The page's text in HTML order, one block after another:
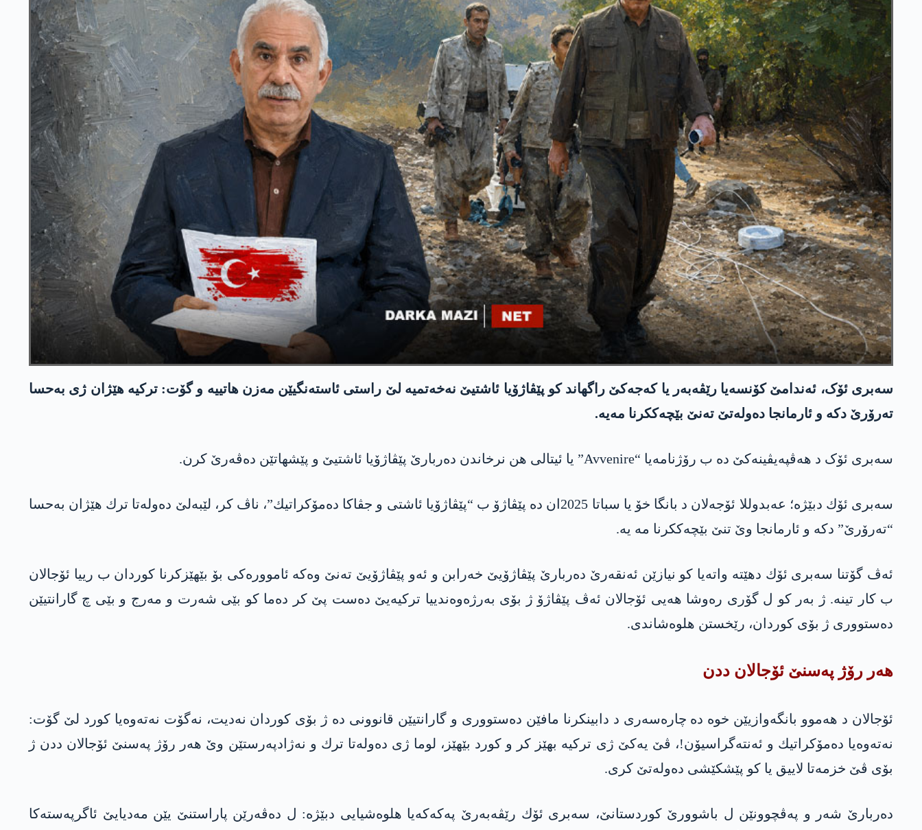
سەبری ئۆک، ئەندامێ کۆنسەیا رێڤەبەر یا كه‌جه‌كێ راگهاند كو پێڤاژۆیا ئاشتیێ نه‌خه‌تمیه‌ لێ راستی ئاسته‌نگیێن مه‌زن هاتییه‌ و گۆت: تركیه‌ هێژان ژی به‌حسا
ته‌رۆرێ دكه‌ و ئارمانجا ده‌وله‌تێ ته‌نێ بێچه‌ككرنا مه‌یه‌.
سەبری ئۆک د هەڤپەیڤینەکێ ده‌ ب رۆژنامەیا “Avvenire” یا ئیتالی هن نرخاندن ده‌ربارێ پێڤاژۆیا ئاشتیێ و پێشهاتێن دەڤەرێ كرن.
سه‌بری ئۆك دبێژه؛ عه‌بدوللا ئۆجەلان د بانگا خۆ یا سباتا 2025ان ده‌ پێڤاژۆ ب “پێڤاژۆیا ئاشتی و جڤاکا ده‌مۆكراتیك”، ناڤ كر، لێبه‌لێ ده‌وله‌تا ترك هێژان بەحسا
“تەرۆرێ” دكه‌ و ئارمانجا وێ تنێ بێچەککرنا مە یە.
ئه‌ڤ گۆتنا سه‌بری ئۆك دهێته‌ واته‌یا كو نیازێن ئه‌نقه‌رێ‌ ده‌ربارێ پێڤاژۆیێ خه‌رابن و ئه‌و پێڤاژۆیێ ته‌نێ وه‌كه‌ ئامووره‌كی بۆ بێهێزكرنا كوردان ب رییا ئۆجالان
ب كار تینه‌. ژ به‌ر كو ل گۆری ره‌وشا هه‌یی ئۆجالان ئه‌ڤ پێڤاژۆ ژ بۆی به‌رژه‌وه‌ندییا تركیه‌یێ ده‌ست پێ كر ده‌ما كو بێی شه‌رت و مه‌رج و بێی چ گارانتیێن
ده‌ستووری ژ بۆی كوردان، رێخستن هلوه‌شاندی.
هه‌ر رۆژ په‌سنێ ئۆجالان ددن
ئۆجالان د هه‌موو بانگه‌وازیێن خوه‌ ده‌ چاره‌سه‌ری د دابینكرنا مافێن ده‌ستووری و گارانتیێن قانوونی ده‌ ژ بۆی كوردان نه‌دیت، نه‌گۆت نه‌ته‌وه‌یا كورد لێ گۆت:
نه‌ته‌وه‌یا ده‌مۆكراتیك و ئه‌نته‌گراسیۆن!، ڤێ یه‌كێ ژی تركیه‌ بهێز كر و كورد بێهێز، لوما ژی ده‌وله‌تا ترك و نه‌ژادپه‌رستێن وێ هه‌ر رۆژ په‌سنێ ئۆجالان ددن ژ
بۆی ڤێ خزمه‌تا لاییق یا كو پێشكێشی ده‌وله‌تێ كری.
ده‌ربارێ شه‌ر و په‌ڤچوونێن ل باشوورێ كوردستانێ، سه‌بری ئۆك رێڤه‌به‌رێ په‌كه‌كه‌یا هلوه‌شیایی دبێژه‌: ل دەڤەرێن پاراستنێ یێن مه‌دیایێ ئاگرپەستەکا